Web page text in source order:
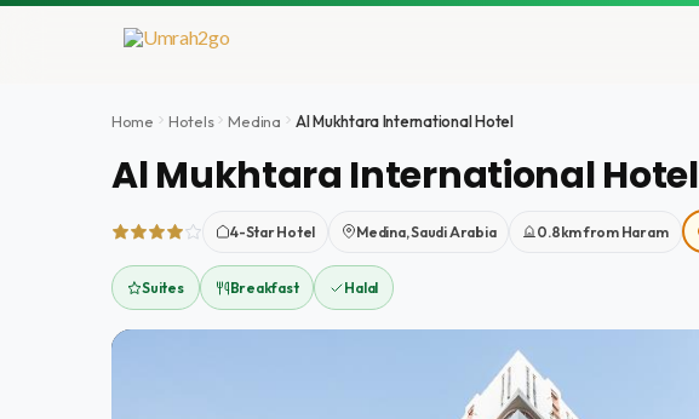
Doorgaan
Home Hotels Medina Al Mukhtara International Hotel
Al Mukhtara International Hotel
4-Star Hotel Medina, Saudi Arabia 0.8km from Haram
Suites Breakfast Halal